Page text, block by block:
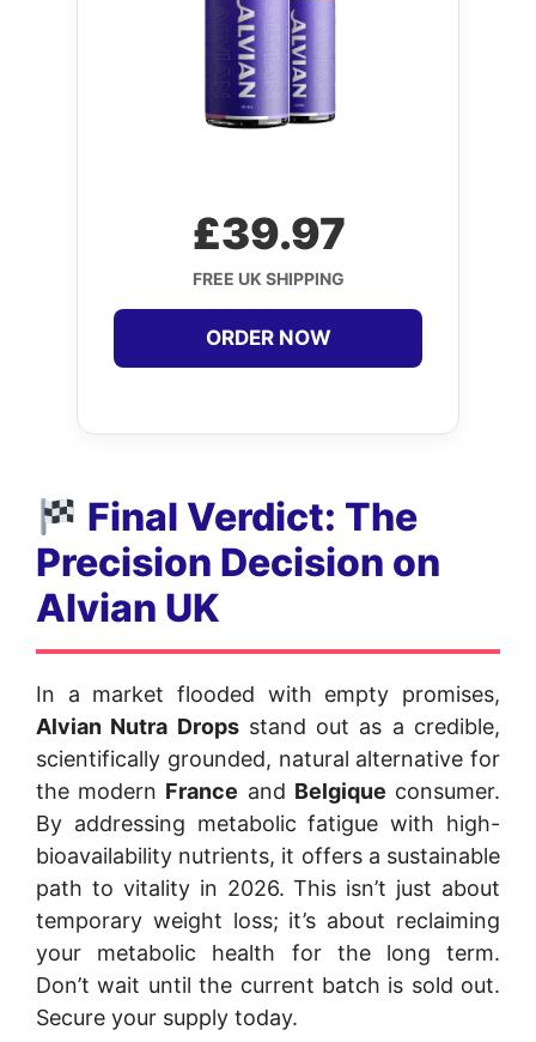
£39.97
FREE UK SHIPPING
ORDER NOW
Final Verdict: The
Precision Decision on
Alvian UK
In a market flooded with empty promises,
Alvian Nutra Dropsstand out as a credible,
scientifically grounded, natural alternative for
the modern France and Belgique consumer.
By addressing metabolic fatigue with high-
bioavailability nutrients, it offers a sustainable
path to vitality in 2026. This isn’t just about
temporary weight loss; it’s about reclaiming
your metabolic health for the long term.
Don’t wait until the current batch is sold out.
Secure your supply today.